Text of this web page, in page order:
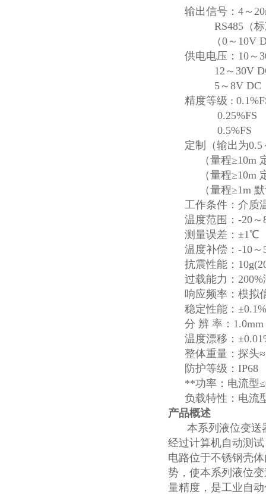
输出信号：4～
RS485（标准
（0～10V DC
供电电压：10～
12～30V DC
5～8V DC
精度等级 :
0.25%FS
0.5%FS
定制（输出为0.5
（量程≥10m
（量程≥10m
（量程≥1m 默
工作条件：介
温度范围：-20
测量误差：±1℃
温度补偿：-10
抗震性能：
过载能力：
响应频率：模拟
稳定性能：
分 辨 率：
温度漂移：
整体重量：探头
防护等级：IP68
**功率：电流型
负载特性：电流
产品概述
本系列液位变送
经过计算机自动测
电路位于不锈钢壳
势，使本系列液位
量精度，是工业自